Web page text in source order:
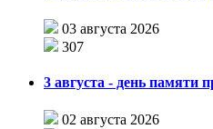
03 августа 2026
307
3 августа - день памяти
02 августа 2026